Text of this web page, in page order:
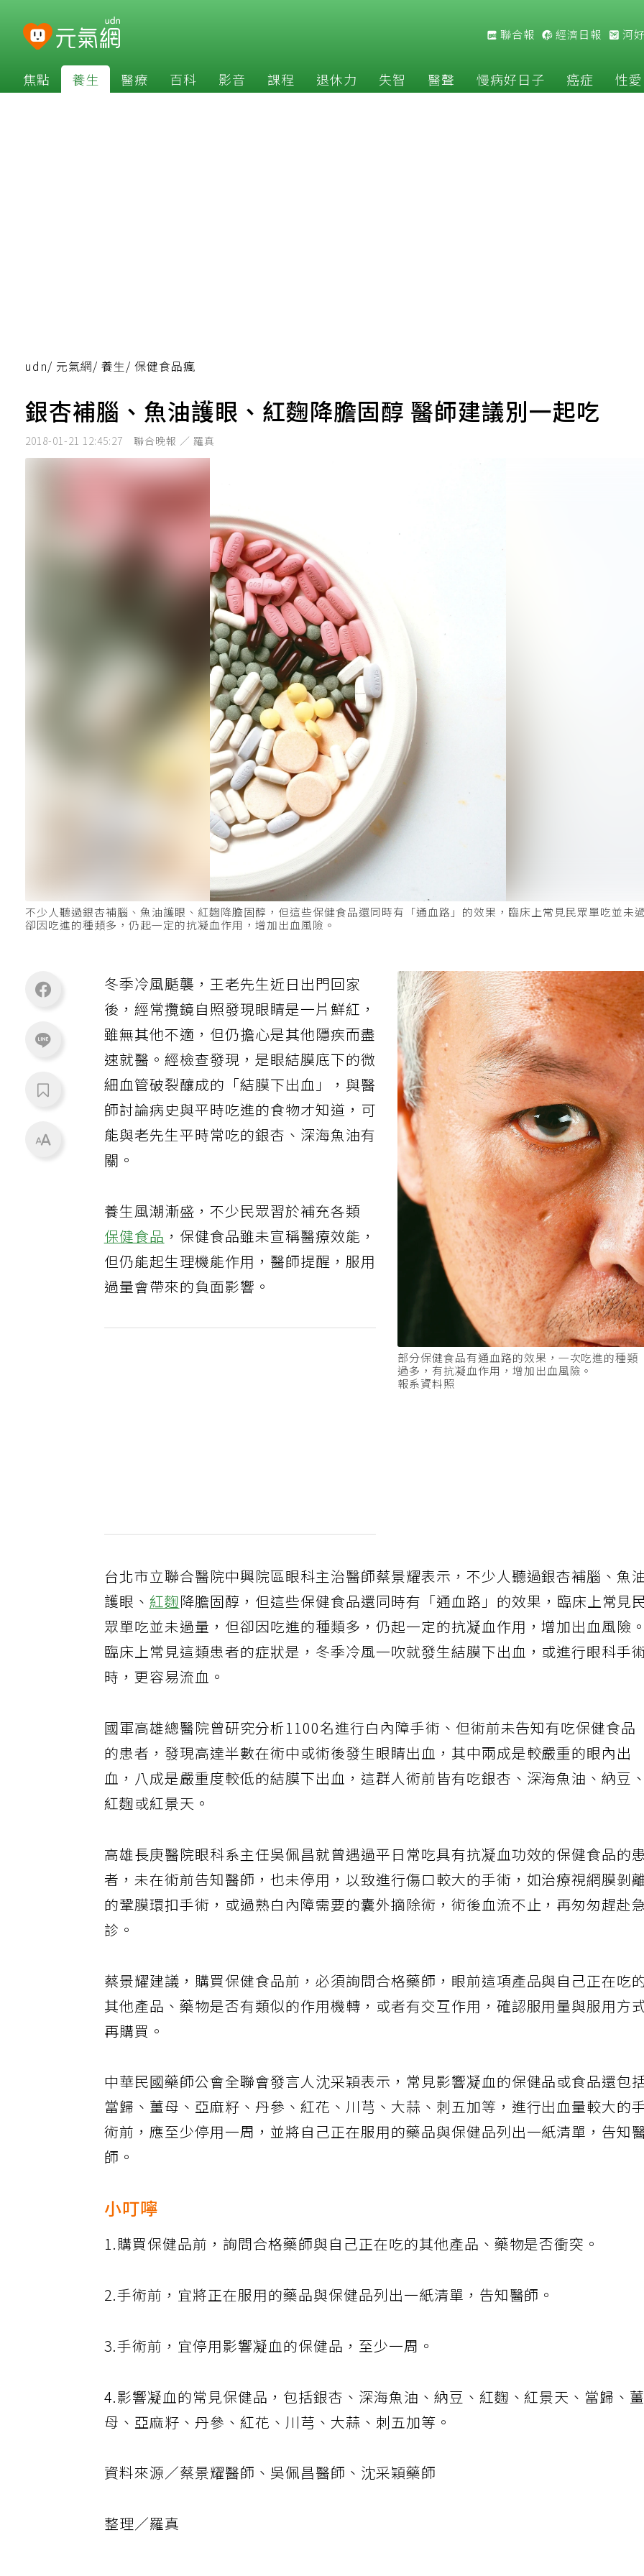
聯合報 經濟日報 河
焦點 養生 醫療 百科 影音 課程 退休力 失智 醫聲 慢病好日子 癌症 性愛
udn/ 元氣網/ 養生/ 保健食品瘋
銀杏補腦、魚油護眼、紅麴降膽固醇 醫師建議別一起吃
2018-01-21 12:45:27 聯合晚報 ／ 羅真
不少人聽過銀杏補腦、魚油護眼、紅麴降膽固醇，但這些保健食品還同時有「通血路」的效果，臨床上常見民眾單吃並未
卻因吃進的種類多，仍起一定的抗凝血作用，增加出血風險。
部分保健食品有通血路的效果，一次吃進的種類
過多，有抗凝血作用，增加出血風險。
報系資料照
冬季冷風颳襲，王老先生近日出門回家
後，經常攬鏡自照發現眼睛是一片鮮紅，
雖無其他不適，但仍擔心是其他隱疾而盡
速就醫。經檢查發現，是眼結膜底下的微
細血管破裂釀成的「結膜下出血」，與醫
師討論病史與平時吃進的食物才知道，可
能與老先生平時常吃的銀杏 、深海魚油有
關。
養生風潮漸盛，不少民眾習於補充各類
保健食品 ，保健食品雖未宣稱醫療效能，
但仍能起生理機能作用，醫師提醒，服用
過量會帶來的負面影響。
台北市立聯合醫院中興院區眼科主治醫師蔡景耀表示，不少人聽過銀杏補腦、魚
護眼、紅麴降膽固醇，但這些保健食品還同時有「通血路」的效果，臨床上常見
眾單吃並未過量，但卻因吃進的種類多，仍起一定的抗凝血作用，增加出血風險
臨床上常見這類患者的症狀是，冬季冷風一吹就發生結膜下出血，或進行眼科手
時，更容易流血。
國軍高雄總醫院曾研究分析1100名進行白內障手術、但術前未告知有吃保健食品
的患者，發現高達半數在術中或術後發生眼睛出血，其中兩成是較嚴重的眼內出
血，八成是嚴重度較低的結膜下出血，這群人術前皆有吃銀杏、深海魚油、納豆
紅麴或紅景天。
高雄長庚醫院眼科系主任吳佩昌就曾遇過平日常吃具有抗凝血功效的保健食品的
者，未在術前告知醫師，也未停用，以致進行傷口較大的手術，如治療視網膜剝
的鞏膜環扣手術，或過熟白內障需要的囊外摘除術，術後血流不止，再匆匆趕赴
診。
蔡景耀建議，購買保健食品前，必須詢問合格藥師，眼前這項產品與自己正在吃
其他產品、藥物是否有類似的作用機轉，或者有交互作用，確認服用量與服用方
再購買。
中華民國藥師公會全聯會發言人沈采穎表示，常見影響凝血的保健品或食品還包
當歸、薑母、亞麻籽、丹參、紅花、川芎、大蒜、刺五加等，進行出血量較大的
術前，應至少停用一周，並將自己正在服用的藥品與保健品列出一紙清單，告知
師。
小叮嚀
1.購買保健品前，詢問合格藥師與自己正在吃的其他產品、藥物是否衝突。
2.手術前，宜將正在服用的藥品與保健品列出一紙清單，告知醫師。
3.手術前，宜停用影響凝血的保健品，至少一周。
4.影響凝血的常見保健品，包括銀杏、深海魚油、納豆、紅麴、紅景天、當歸、
母、亞麻籽、丹參、紅花、川芎、大蒜、刺五加等。
資料來源／蔡景耀醫師、吳佩昌醫師、沈采穎藥師
整理／羅真